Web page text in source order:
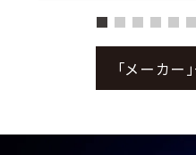
「メーカー